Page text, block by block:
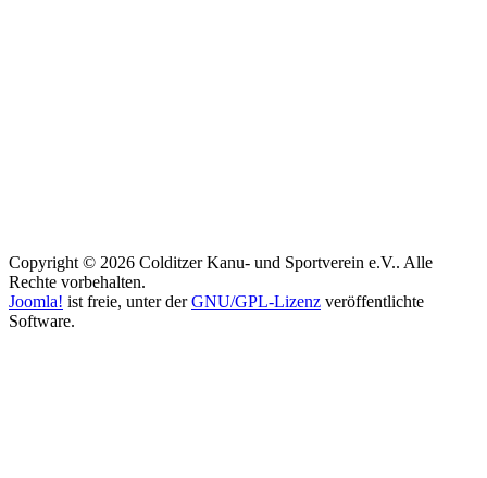
Copyright © 2026 Colditzer Kanu- und Sportverein e.V.. Alle
Rechte vorbehalten.
Joomla! ist freie, unter derGNU/GPL-Lizenz veröffentlichte
Software.